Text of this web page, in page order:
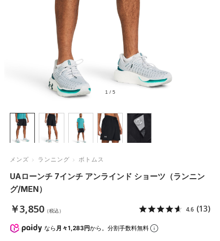
1 / 5
メンズ ランニング ボトムス
UAローンチ 7インチ アンラインド ショーツ（ランニン
グ/MEN）
￥3,850 （税込） 4.6 (13)
なら 月々1,283円から。分割手数料無料